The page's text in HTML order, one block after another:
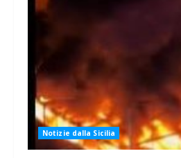
Notizie dalla Sicilia